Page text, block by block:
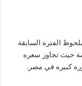
الفتره السابقة
حيث تجاوز سعره